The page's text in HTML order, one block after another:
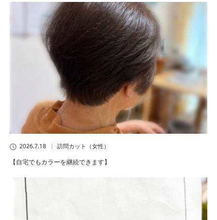
2026.7.18 訪問カット（女性）
【自宅でもカラーを継続できます】